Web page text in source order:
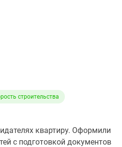
строительства
квартиру. Оформили
с подготовкой документов